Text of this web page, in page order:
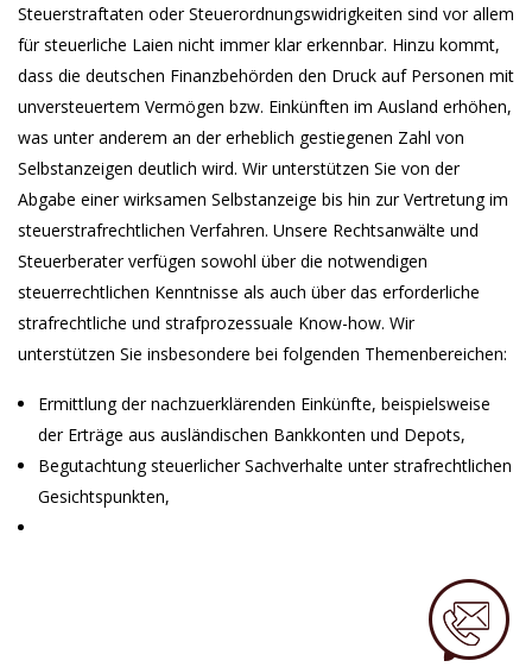
Steuerstraftaten oder Steuerordnungswidrigkeiten sind vor allem
für steuerliche Laien nicht immer klar erkennbar. Hinzu kommt,
dass die deutschen Finanzbehörden den Druck auf Personen mit
unversteuertem Vermögen bzw. Einkünften im Ausland erhöhen,
was unter anderem an der erheblich gestiegenen Zahl von
Selbstanzeigen deutlich wird. Wir unterstützen Sie von der
Abgabe einer wirksamen Selbstanzeige bis hin zur Vertretung im
steuerstrafrechtlichen Verfahren. Unsere Rechtsanwälte und
Steuerberater verfügen sowohl über die notwendigen
steuerrechtlichen Kenntnisse als auch über das erforderliche
strafrechtliche und strafprozessuale Know-how. Wir
unterstützen Sie insbesondere bei folgenden Themenbereichen:
Ermittlung der nachzuerklärenden Einkünfte, beispielsweise
der Erträge aus ausländischen Bankkonten und Depots,
Begutachtung steuerlicher Sachverhalte unter strafrechtlichen
Gesichtspunkten,